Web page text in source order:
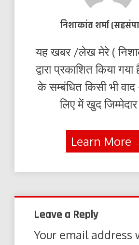
निशाकांत शर्मा
यह खबर /लेख मेरे (
द्वारा प्रकाशित किया
के सम्बंधित किसी भी वाद
लिए में खुद जिम्मेदार
Learn More
Leave a Reply
Your email address